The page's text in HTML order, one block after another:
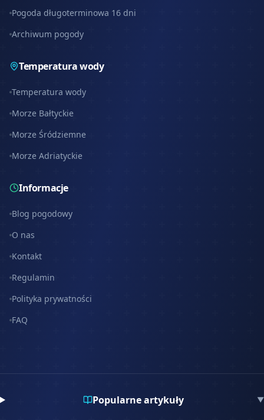
Pogoda długoterminowa 16 dni
Archiwum pogody
Temperatura wody
Temperatura wody
Morze Bałtyckie
Morze Śródziemne
Morze Adriatyckie
Informacje
Blog pogodowy
O nas
Kontakt
Regulamin
Polityka prywatności
FAQ
Popularne artykuły ▼